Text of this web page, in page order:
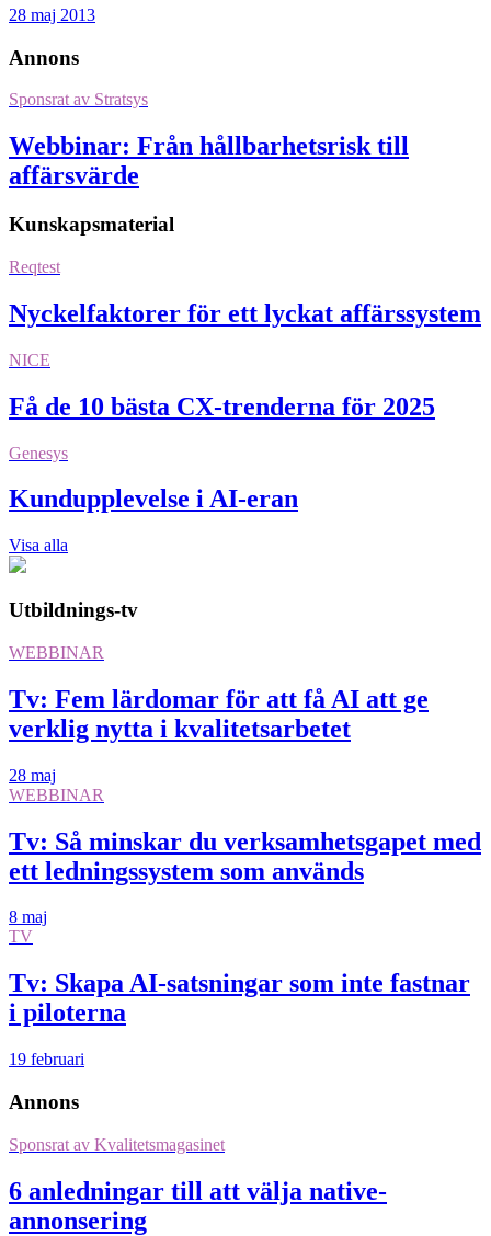
28 maj 2013
Annons
Sponsrat av Stratsys
Webbinar: Från hållbarhetsrisk till
affärsvärde
Kunskapsmaterial
Reqtest
Nyckelfaktorer för ett lyckat affärssystem
NICE
Få de 10 bästa CX-trenderna för 2025
Genesys
Kundupplevelse i AI-eran
Visa alla
Utbildnings-tv
WEBBINAR
Tv: Fem lärdomar för att få AI att ge
verklig nytta i kvalitetsarbetet
28 maj
WEBBINAR
Tv: Så minskar du verksamhetsgapet med
ett ledningssystem som används
8 maj
TV
Tv: Skapa AI-satsningar som inte fastnar
i piloterna
19 februari
Annons
Sponsrat av Kvalitetsmagasinet
6 anledningar till att välja native-
annonsering